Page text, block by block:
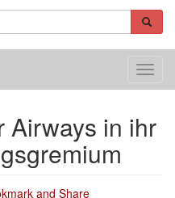
Airways in ihr